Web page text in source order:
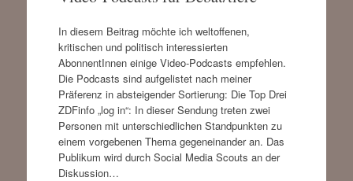
In diesem Beitrag möchte ich weltoffenen,
kritischen und politisch interessierten
AbonnentInnen einige Video-Podcasts empfehlen.
Die Podcasts sind aufgelistet nach meiner
Präferenz in absteigender Sortierung: Die Top Drei
ZDFinfo „log in“: In dieser Sendung treten zwei
Personen mit unterschiedlichen Standpunkten zu
einem vorgebenen Thema gegeneinander an. Das
Publikum wird durch Social Media Scouts an der
Diskussion…